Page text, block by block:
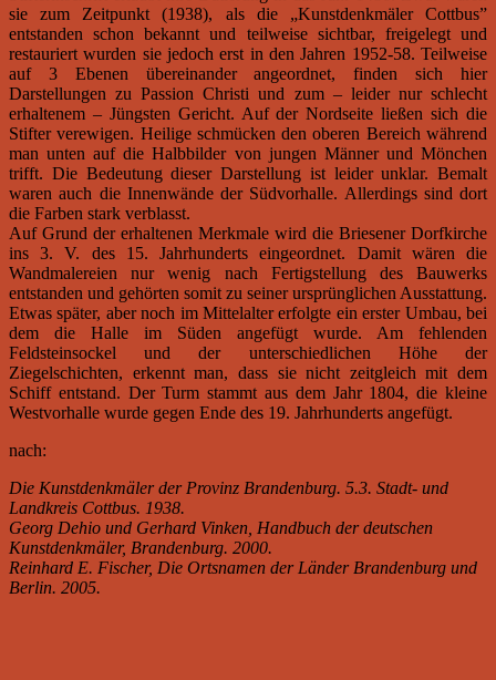
sie zum Zeitpunkt (1938), als die „Kunstdenkmäler Cottbus”
entstanden schon bekannt und teilweise sichtbar, freigelegt und
restauriert wurden sie jedoch erst in den Jahren 1952-58. Teilweise
auf 3 Ebenen übereinander angeordnet, finden sich hier
Darstellungen zu Passion Christi und zum – leider nur schlecht
erhaltenem – Jüngsten Gericht. Auf der Nordseite ließen sich die
Stifter verewigen. Heilige schmücken den oberen Bereich während
man unten auf die Halbbilder von jungen Männer und Mönchen
trifft. Die Bedeutung dieser Darstellung ist leider unklar. Bemalt
waren auch die Innenwände der Südvorhalle. Allerdings sind dort
die Farben stark verblasst.
Auf Grund der erhaltenen Merkmale wird die Briesener Dorfkirche
ins 3. V. des 15. Jahrhunderts eingeordnet. Damit wären die
Wandmalereien nur wenig nach Fertigstellung des Bauwerks
entstanden und gehörten somit zu seiner ursprünglichen Ausstattung.
Etwas später, aber noch im Mittelalter erfolgte ein erster Umbau, bei
dem die Halle im Süden angefügt wurde. Am fehlenden
Feldsteinsockel und der unterschiedlichen Höhe der
Ziegelschichten, erkennt man, dass sie nicht zeitgleich mit dem
Schiff entstand. Der Turm stammt aus dem Jahr 1804, die kleine
Westvorhalle wurde gegen Ende des 19. Jahrhunderts angefügt.
nach:
Die Kunstdenkmäler der Provinz Brandenburg. 5.3. Stadt- und
Landkreis Cottbus. 1938.
Georg Dehio und Gerhard Vinken, Handbuch der deutschen
Kunstdenkmäler, Brandenburg. 2000.
Reinhard E. Fischer, Die Ortsnamen der Länder Brandenburg und
Berlin. 2005.